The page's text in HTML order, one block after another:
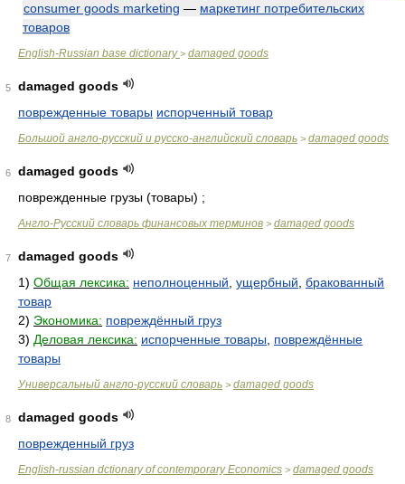
consumer goods marketing — маркетинг потребительских
товаров
English-Russian base dictionary> damaged goods
5
damaged goods
поврежденные товары испорченный товар
Большой англо-русский и русско-английский словарь > damaged goods
6
damaged goods
поврежденные грузы (товары) ;
Англо-Русский словарь финансовых терминов > damaged goods
7
damaged goods
1) Общая лексика: неполноценный ущербный бракованный
товар
2) Экономика: повреждённый груз
3) Деловая лексика: испорченные товары
повреждённые
товары
Универсальный англо-русский словарь > damaged goods
8
damaged goods
поврежденный груз
English-russian dctionary of contemporary Economics > damaged goods